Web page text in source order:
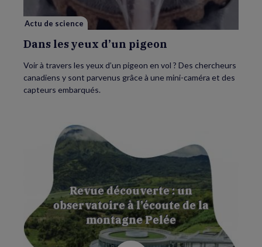
Actu de science
Dans les yeux d’un pigeon
Voir à travers les yeux d’un pigeon en vol ? Des chercheurs
canadiens y sont parvenus grâce à une mini-caméra et des
capteurs embarqués.
Revue découverte : un
observatoire à l’écoute de la
montagne Pelée